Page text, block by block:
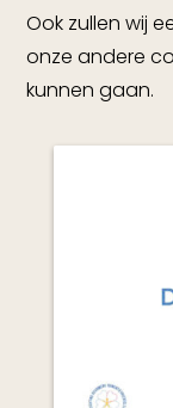
Ook zullen wij
onze andere
kunnen gaan.